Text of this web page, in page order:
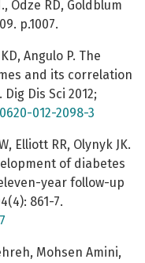
Odze RD, Goldblum
p.1007.
Angulo P. The
and its correlation
Dis Sci 2012;
012-2098-3
Elliott RR, Olynyk JK.
of diabetes
year follow-up
861-7.
Mohsen Amini,